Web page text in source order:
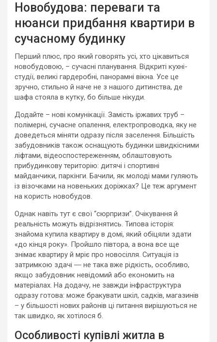
Новобудова: переваги та
нюанси придбання квартири в
сучасному будинку
Перший плюс, про який говорять усі, хто цікавиться
новобудовою, – сучасні планування. Відкриті кухні-
студії, великі гардеробні, панорамні вікна. Усе це
зручно, стильно й наче не з нашого дитинства, де
шафа стояла в кутку, бо більше нікуди.
Додайте – нові комунікації. Замість іржавих труб –
полімерні, сучасне опалення, електропроводка, яку не
доведеться міняти одразу після заселення. Більшість
забудовників також оснащують будинки швидкісними
ліфтами, відеоспостереженням, облаштовують
прибудинкову територію: дитячі і спортивні
майданчики, паркінги. Бачили, як молоді мами гуляють
із візочками на новеньких доріжках? Це теж аргумент
на користь новобудов.
Однак навіть тут є свої “сюрпризи”. Очікування й
реальність можуть відрізнятись. Типова історія:
знайома купила квартиру в домі, який обіцяли здати
«до кінця року». Пройшло півтора, а вона все ще
знімає квартиру й мріє про новосілля. Ситуація із
затримкою здачі ― не така вже рідкість, особливо,
якщо забудовник невідомий або економить на
матеріалах. На додачу, не завжди інфраструктура
одразу готова: може бракувати шкіл, садків, магазинів
– у більшості нових районів ці питання вирішуються не
так швидко, як хотілося б.
Особливості купівлі житла в